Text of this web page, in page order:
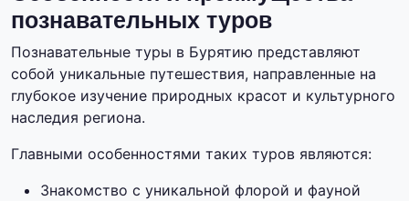
познавательных туров
Познавательные туры в Бурятию представляют
собой уникальные путешествия, направленные на
глубокое изучение природных красот и культурного
наследия региона.
Главными особенностями таких туров являются:
Знакомство с уникальной флорой и фауной